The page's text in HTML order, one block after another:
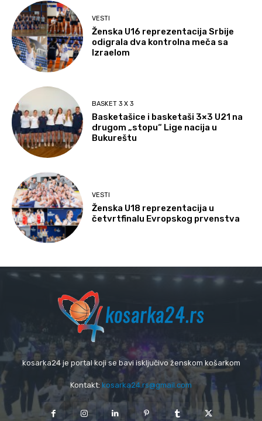
VESTI
Ženska U16 reprezentacija Srbije
odigrala dva kontrolna meča sa
Izraelom
BASKET 3 X 3
Basketašice i basketaši 3×3 U21 na
drugom „stopu“ Lige nacija u
Bukureštu
VESTI
Ženska U18 reprezentacija u
četvrtfinalu Evropskog prvenstva
kosarka24 je portal koji se bavi isključivo ženskom košarkom
Kontakt: kosarka24.rs@gmail.com